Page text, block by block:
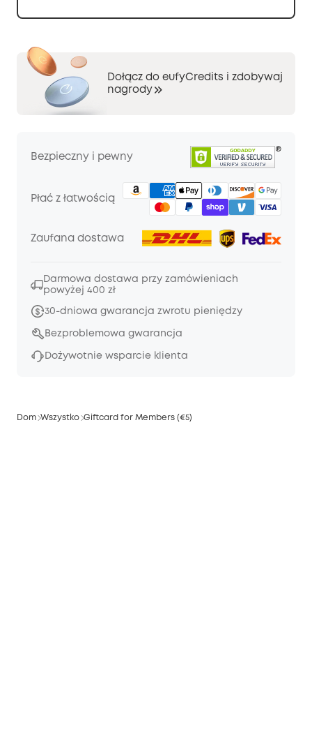
Dołącz do eufyCredits i zdobywaj
nagrody
Bezpieczny i pewny
Płać z łatwością
Zaufana dostawa
Darmowa dostawa przy zamówieniach
powyżej 400 zł
30-dniowa gwarancja zwrotu pieniędzy
Bezproblemowa gwarancja
Dożywotnie wsparcie klienta
Dom Wszystko Giftcard for Members (€5)